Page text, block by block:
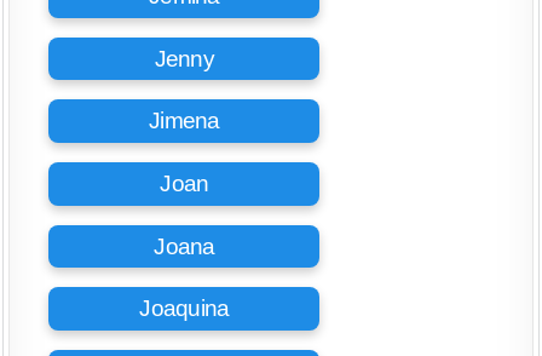
Jenny
Jimena
Joan
Joana
Joaquina